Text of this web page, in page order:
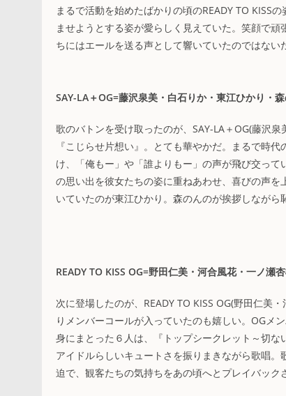
まるで活動を始めたばかりの頃のREADY TO KISS
ませようとする姿が愛らしく見えていた。笑顔で
ちにはエールを送る声として響いていたのではない
SAY-LA＋OG=藤沢泉美・白石りか・東江ひかり・
歌のバトンを受け取ったのが、SAY-LA＋OG(藤沢
『こじらせ片想い』。とても華やかだ。まるで時
け、「俺もー」や「誰よりもー」の声が飛び交っ
の思い出を彼女たちの姿に重ねあわせ、喜びの声
いていたのが東江ひかり。森のんのが挨拶しながら
READY TO KISS OG=野田仁美・河合風花・一ノ瀬
次に登場したのが、READY TO KISS OG(野田仁美
りメンバーコールが入っていたのも嬉しい。OGメ
身にまとった６人は、『トップシークレット～切な
アイドルらしいキュートさを振りまきながら歌唱
迫で、観客たちの気持ちをあの頃へとプレイバック